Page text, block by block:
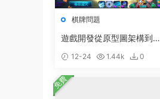
棋牌問題
遊戲開發從原型圖架構到設
12-24 1.44k 0
免費